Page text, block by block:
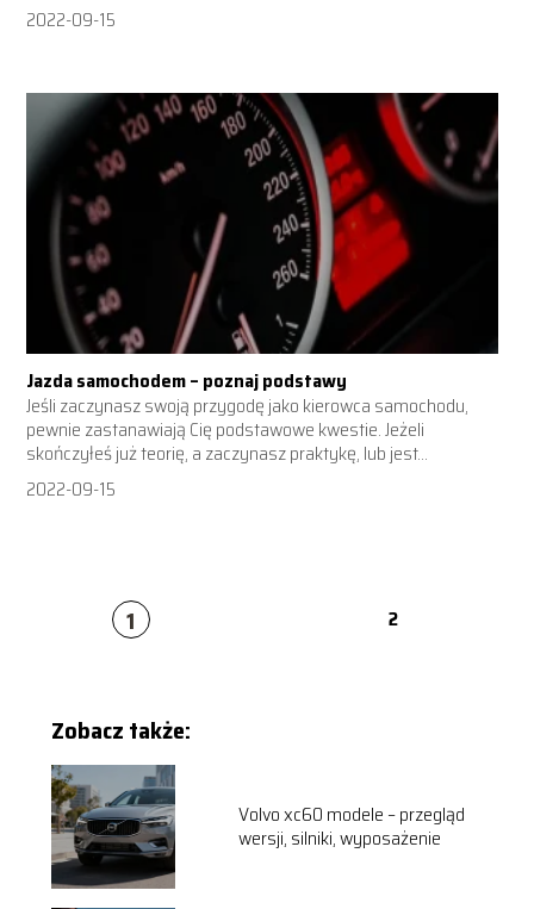
2022-09-15
Jazda samochodem – poznaj podstawy
Jeśli zaczynasz swoją przygodę jako kierowca samochodu,
pewnie zastanawiają Cię podstawowe kwestie. Jeżeli
skończyłeś już teorię, a zaczynasz praktykę, lub jest...
2022-09-15
1 2
Zobacz także:
Volvo xc60 modele – przegląd
wersji, silniki, wyposażenie